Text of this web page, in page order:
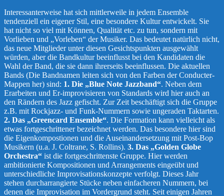
Interessanterweise hat sich mittlerweile in jedem Ensemble
tendenziell ein eigener Stil, eine besondere Kultur entwickelt. Sie
hat nicht so viel mit Können, Qualität etc. zu tun, sondern mit
Vorlieben und „Vorleben“ der Musiker. Das bedeutet natürlich nicht,
das neue Mitglieder unter diesen Gesichtspunkten ausgewählt
würden, aber die Bandkultur beeinflusst bei den Kandidaten die
Wahl der Band, die sie dann ihrerseits beeinflussen. Die aktuellen
Bands (Die Bandnamen leiten sich von den Farben der Conducter-
Mappen her) sind: 1. Die „Blue Note Jazzband“. Neben dem
Erarbeiten und Er-improvisieren von Standards wird hier auch an
den Rändern des Jazz gefischt. Zur Zeit beschäftigt sich die Gruppe
z.B. mit Rockjazz- und Funk-Nummern sowie ungeraden Taktarten.
2. Das „Greencard Ensemble“. Die Formation kann vielleicht als
etwas fortgeschrittener bezeichnet werden. Das besondere hier sind
die Eigenkompostionen und die Auseinandersetzung mit Post-Bop
Musikern (u.a. J. Coltrane, S. Rollins). 3. Das „Golden Globe
Orchestra“ ist die fortgeschrittenste Gruppe. Hier werden
ambitionierte Kompositionen und Arrangements eingeübt und
unterschiedliche Improvisationskonzepte verfolgt. Dieses Jahr
stehen durcharrangierte Stücke neben einfacheren Nummern, bei
denen die Improvisation im Vordergrund steht. Seit einigen Jahren